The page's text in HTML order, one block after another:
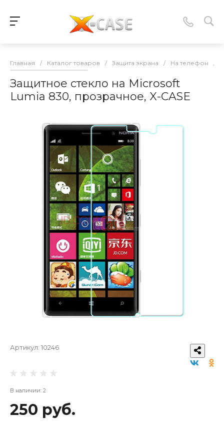
Главная / Каталог товаров / Защита экрана / На телефон /
Защитное стекло на Microsoft
Lumia 830, прозрачное, X-CASE
Артикул: 10246
В наличии: 2
250 руб.